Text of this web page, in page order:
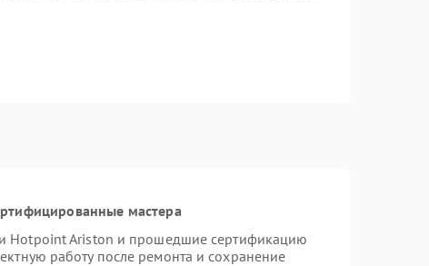
мастера
Hotpoint Ariston и прошедшие сертификацию
работу после ремонта и сохранение